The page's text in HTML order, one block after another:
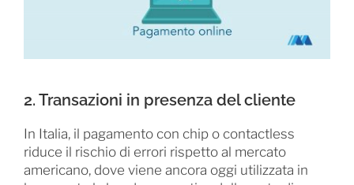
2. Transazioni in presenza del cliente
In Italia, il pagamento con chip o contactless
riduce il rischio di errori rispetto al mercato
americano, dove viene ancora oggi utilizzata in